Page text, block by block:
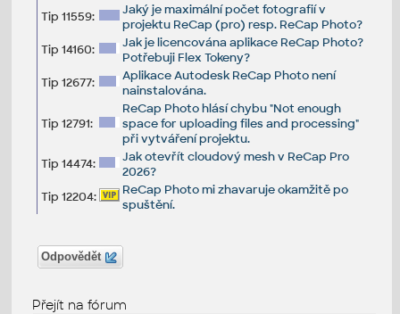
Tip 11559:
Jaký je maximální počet fotografií v
projektu ReCap (pro) resp. ReCap Photo?
Tip 14160:
Jak je licencována aplikace ReCap Photo?
Potřebuji Flex Tokeny?
Tip 12677:
Aplikace Autodesk ReCap Photo není
nainstalována.
Tip 12791:
ReCap Photo hlásí chybu "Not enough
space for uploading files and processing"
při vytváření projektu.
Tip 14474:
Jak otevřít cloudový mesh v ReCap Pro
2026?
Tip 12204:
ReCap Photo mi zhavaruje okamžitě po
spuštění.
Odpovědět
Přejít na fórum